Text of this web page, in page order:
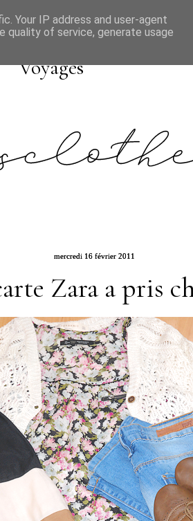
Voyages
mercredi 16 février 2011
Zara a pris
Your IP address and user-agent
quality of service, generate usage